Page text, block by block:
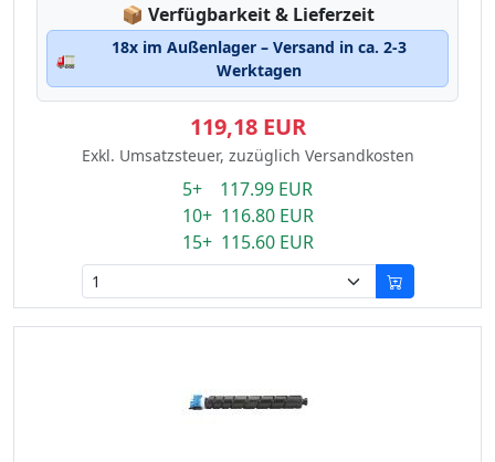
📦 Lagerstatus:
Verfügbarkeit & Lieferzeit
🚛
18x im Außenlager – Versand in ca. 2-3
Werktagen
119,18 EUR
Exkl. Umsatzsteuer, zuzüglich Versandkosten
5+ 117.99 EUR
10+ 116.80 EUR
15+ 115.60 EUR